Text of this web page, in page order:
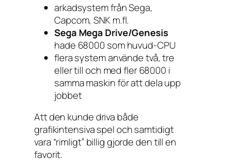
arkadsystem från Sega,
Capcom, SNK m.fl.
Sega Mega Drive/Genesis
hade 68000 som huvud-CPU
flera system använde två, tre
eller till och med fler 68000 i
samma maskin för att dela upp
jobbet
Att den kunde driva både
grafikintensiva spel och samtidigt
vara “rimligt” billig gjorde den till en
favorit.